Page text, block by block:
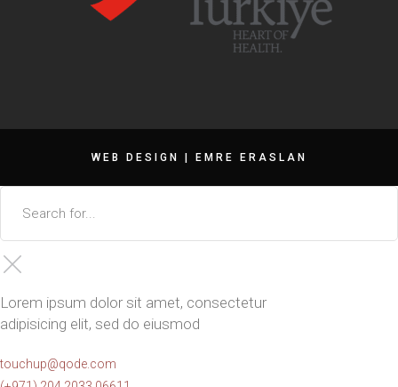
WEB DESIGN | EMRE ERASLAN
Lorem ipsum dolor sit amet, consectetur
adipisicing elit, sed do eiusmod
touchup@qode.com